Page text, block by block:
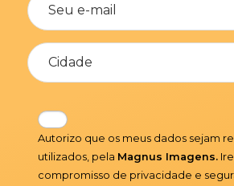
Autorizo que os meus dados sejam
utilizados, pela Magnus Imagens.
compromisso de privacidade e